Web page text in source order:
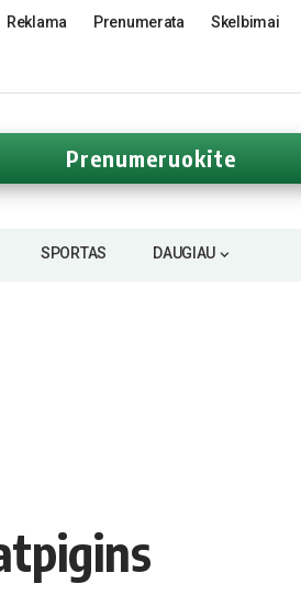
Reklama Prenumerata Skelbimai
Prenumeruokite
SPORTAS DAUGIAU